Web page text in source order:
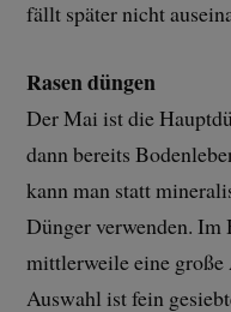
fällt später nicht
Rasen düngen
Der Mai ist die
dann bereits
kann man statt
Dünger verwenden. Im
mittlerweile eine
Auswahl ist fein